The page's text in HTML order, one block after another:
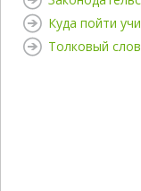
Куда пойти
Толковый